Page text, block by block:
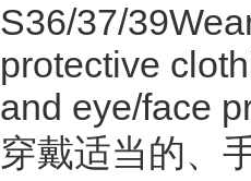
S36/37/
protective
and eye/face
穿戴适当的、